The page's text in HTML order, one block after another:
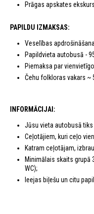
Prāgas apskates
PAPILDU IZMAKSAS:
Veselības
Papildvieta autobusā -
Piemaksa par
Čehu folkloras vakars ~
INFORMĀCIJAI:
Jūsu vieta autobusā
Ceļotājiem, kuri ceļo
Katram ceļotājam,
Minimālais skaits
WC);
Ieejas biļešu un citu